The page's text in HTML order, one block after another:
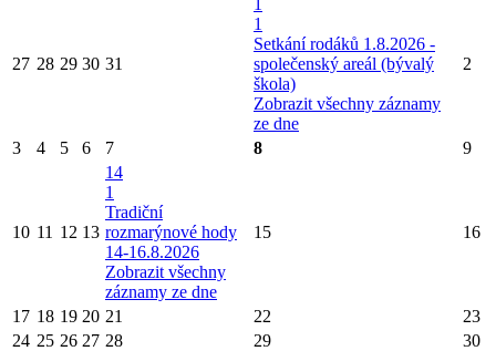
27 28 29 30 31
1
1
Setkání rodáků 1.8.2026 -
společenský areál (bývalý
škola)
Zobrazit všechny záznamy
ze dne
2
3 4 5 6 7 8 9
10 11 12 13
14
1
Tradiční
rozmarýnové hody
14-16.8.2026
Zobrazit všechny
záznamy ze dne
15 16
17 18 19 20 21 22
23
24 25 26 27 28 29
30